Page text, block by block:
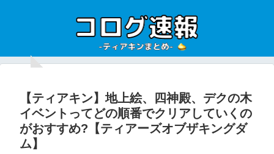
【ティアキン】地上絵、四神殿、デクの木
イベントってどの順番でクリアしていくの
がおすすめ?【ティアーズオブザキングダ
ム】